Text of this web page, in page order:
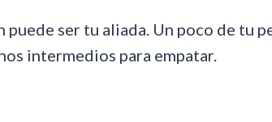
puede ser tu aliada. Un poco de tu
intermedios para empatar.